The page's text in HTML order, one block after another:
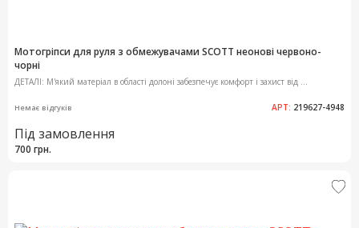
Мотогріпси для руля з обмежувачами SCOTT неонові червоно-
чорні
ДЕТАЛІ: М'який матеріал в області долоні забезпечує комфорт і захист від ...
Немає відгуків АРТ: 219627-4948
Під замовлення
700 грн.